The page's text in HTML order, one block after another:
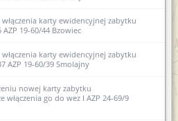
karty ewidencyjnej zabytku
19-60/44 Bzowiec
karty ewidencyjnej zabytku
AZP 19-60/39 Smolajny
nowej karty zabytku
włączenia go do wez I AZP 24-69/9